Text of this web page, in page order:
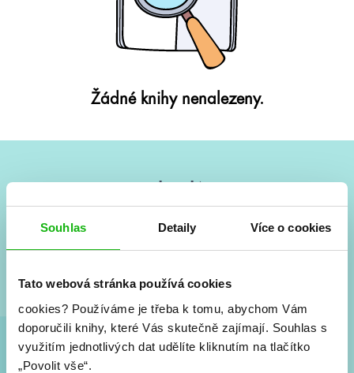
Souhlas Detaily Více o cookies
Tato webová stránka používá cookies
cookies? Používáme je třeba k tomu, abychom Vám
doporučili knihy, které Vás skutečně zajímají. Souhlas s
využitím jednotlivých dat udělíte kliknutím na tlačítko
„Povolit vše“.
Žádné knihy nenalezeny.
Vše kolem #youngadult každý měsíc rovnou do mailu!
a seriálové adaptace a další.